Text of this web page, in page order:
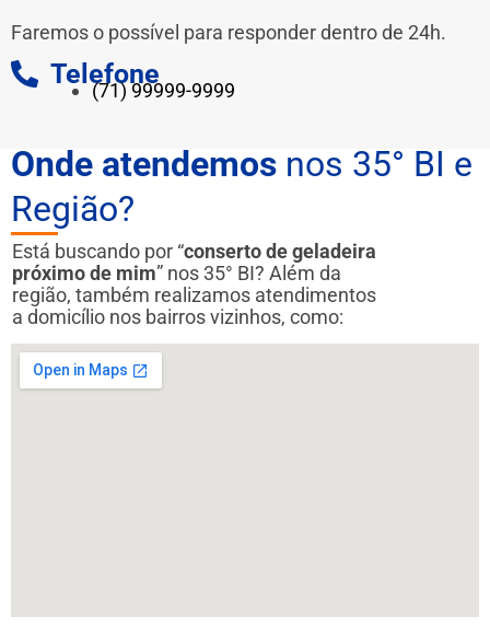
Faremos o possível para responder dentro de 24h.
Telefone
(71) 99999-9999
Onde atendemos nos 35° BI e
Região?
Está buscando por “conserto de geladeira
próximo de mim” nos 35° BI? Além da
região, também realizamos atendimentos
a domicílio nos bairros vizinhos, como: